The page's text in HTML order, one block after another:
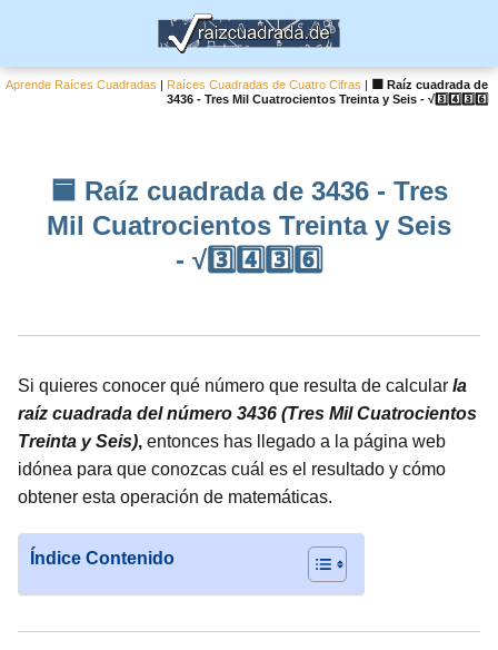
Aprende Raíces Cuadradas | Raíces Cuadradas de Cuatro Cifras |
🟦 Raíz cuadrada de
3436 - Tres Mil Cuatrocientos Treinta y Seis - √3️⃣4️⃣3️⃣6️⃣
🟦 Raíz cuadrada de 3436 - Tres
Mil Cuatrocientos Treinta y Seis
- √3️⃣4️⃣3️⃣6️⃣
Si quieres conocer qué número que resulta de calcular la
raíz cuadrada del número 3436 (Tres Mil Cuatrocientos
Treinta y Seis), entonces has llegado a la página web
idónea para que conozcas cuál es el resultado y cómo
obtener esta operación de matemáticas.
Índice Contenido